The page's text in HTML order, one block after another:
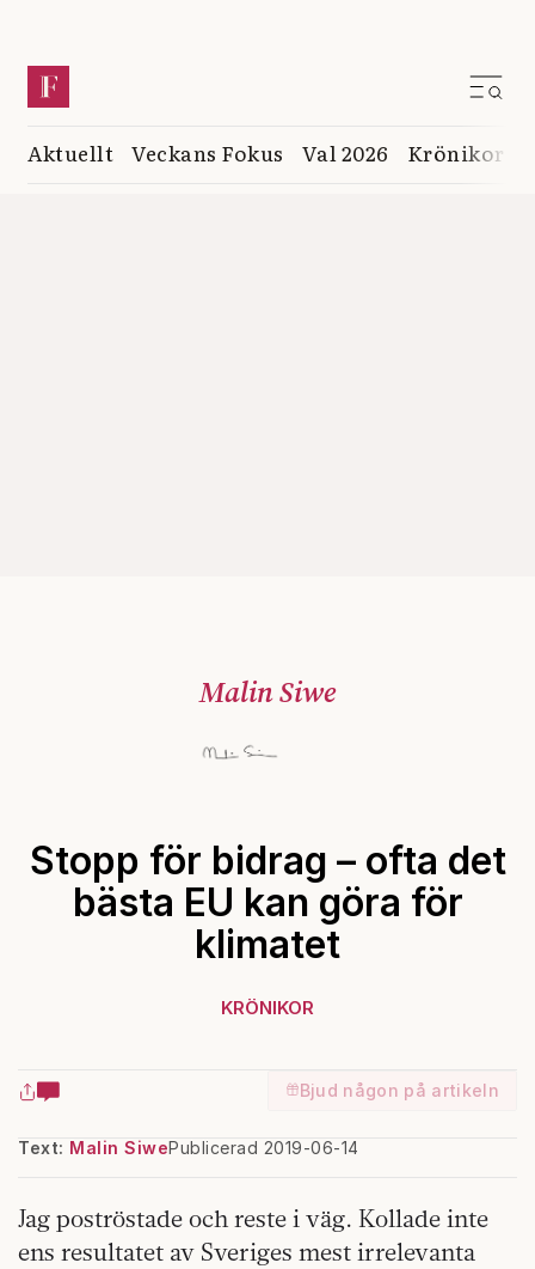
Aktuellt Veckans Fokus Val 2026 Krönikor
Malin Siwe
Stopp för bidrag – ofta det
bästa EU kan göra för
klimatet
KRÖNIKOR
Bjud någon på artikeln
Text: Malin SiwePublicerad 2019-06-14
Jag poströstade och reste i väg. Kollade inte
ens resultatet av Sveriges mest irrelevanta